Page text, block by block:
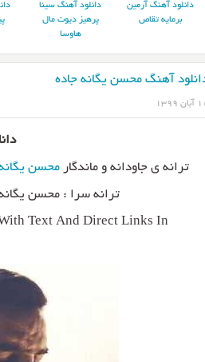
دانلود آهنگ آرمین
برمایه تقاص
دانلود آهنگ سینا
پرهیز دیوت مال
هاوسا
آهنگ محسن یگانه جاده
۱۳۹۹
ترانه ی جاودانه و ماندگار محسن
ترانه سرا : محسن
Text And Direct Links In